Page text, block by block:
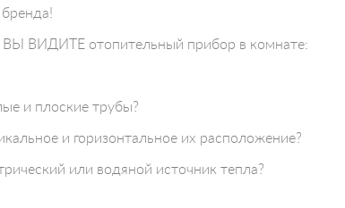
ВИДИТЕ отопительный прибор в комнате:
и плоские трубы?
и горизонтальное их расположение?
или водяной источник тепла?